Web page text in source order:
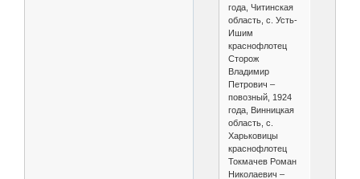
года, Читинская
область, с. Усть-
Ишим
краснофлотец
Сторож
Владимир
Петрович –
повозный, 1924
года, Винницкая
область, с.
Харьковицы
краснофлотец
Токмачев Роман
Николаевич –